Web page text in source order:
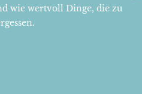
wie wertvoll Dinge, die zu